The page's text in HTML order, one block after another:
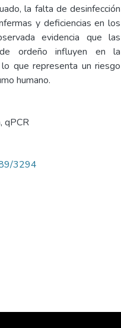
la falta de desinfección
y deficiencias en los
evidencia que las
de ordeño influyen en la
que representa un riesgo
humano.
qPCR
3294